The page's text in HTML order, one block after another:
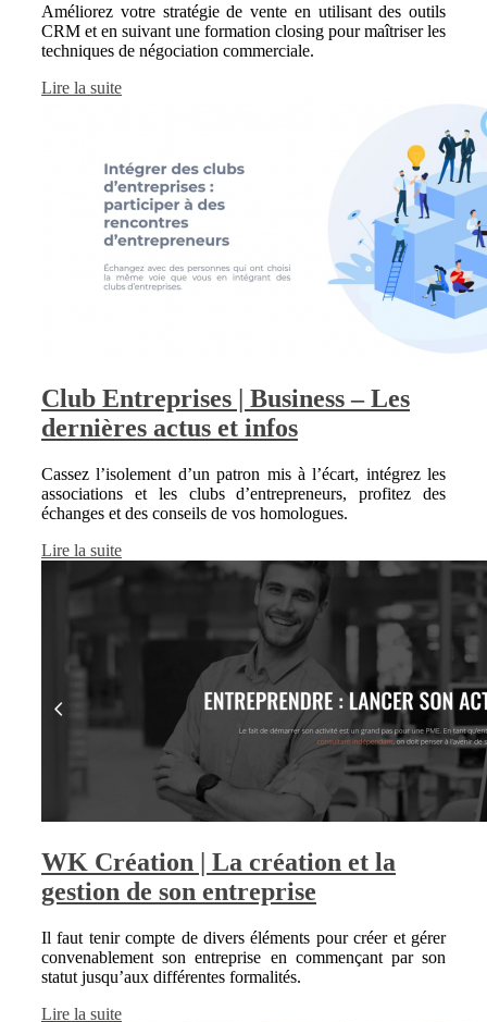
Améliorez votre stratégie de vente en utilisant des outils
CRM et en suivant une formation closing pour maîtriser les
techniques de négociation commerciale.
Lire la suite
Club Entreprises | Business – Les
dernières actus et infos
Cassez l’isolement d’un patron mis à l’écart, intégrez les
associations et les clubs d’entrepreneurs, profitez des
échanges et des conseils de vos homologues.
Lire la suite
WK Création | La création et la
gestion de son entreprise
Il faut tenir compte de divers éléments pour créer et gérer
convenablement son entreprise en commençant par son
statut jusqu’aux différentes formalités.
Lire la suite